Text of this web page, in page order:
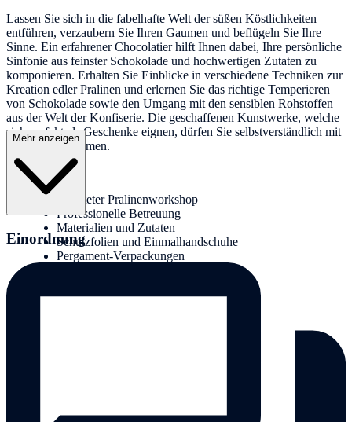
Lassen Sie sich in die fabelhafte Welt der süßen Köstlichkeiten
entführen, verzaubern Sie Ihren Gaumen und beflügeln Sie Ihre
Sinne. Ein erfahrener Chocolatier hilft Ihnen dabei, Ihre persönliche
Sinfonie aus feinster Schokolade und hochwertigen Zutaten zu
komponieren. Erhalten Sie Einblicke in verschiedene Techniken zur
Kreation edler Pralinen und erlernen Sie das richtige Temperieren
von Schokolade sowie den Umgang mit den sensiblen Rohstoffen
aus der Welt der Konfiserie. Die geschaffenen Kunstwerke, welche
sich perfekt als Geschenke eignen, dürfen Sie selbstverständlich mit
nach Hause nehmen.
Leistungen:
Geleiteter Pralinenworkshop
Professionelle Betreuung
Materialien und Zutaten
Schutzfolien und Einmalhandschuhe
Pergament-Verpackungen
Mehr anzeigen
Einordnung